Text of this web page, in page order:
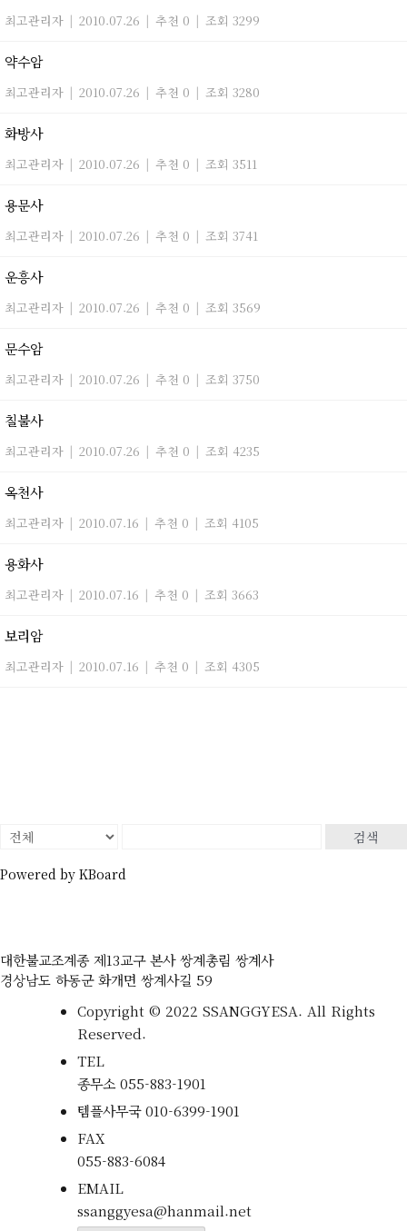
최고관리자 | 2010.07.26 | 추천 0 | 조회 3299
약수암
최고관리자 | 2010.07.26 | 추천 0 | 조회 3280
화방사
최고관리자 | 2010.07.26 | 추천 0 | 조회 3511
용문사
최고관리자 | 2010.07.26 | 추천 0 | 조회 3741
운흥사
최고관리자 | 2010.07.26 | 추천 0 | 조회 3569
문수암
최고관리자 | 2010.07.26 | 추천 0 | 조회 3750
칠불사
최고관리자 | 2010.07.26 | 추천 0 | 조회 4235
옥천사
최고관리자 | 2010.07.16 | 추천 0 | 조회 4105
용화사
최고관리자 | 2010.07.16 | 추천 0 | 조회 3663
보리암
최고관리자 | 2010.07.16 | 추천 0 | 조회 4305
검색
Powered by KBoard
대한불교조계종 제13교구 본사 쌍계총림 쌍계사
경상남도 하동군 화개면 쌍계사길 59
Copyright © 2022 SSANGGYESA. All Rights
Reserved.
TEL
종무소055-883-1901
템플사무국010-6399-1901
FAX
055-883-6084
EMAIL
ssanggyesa@hanmail.net